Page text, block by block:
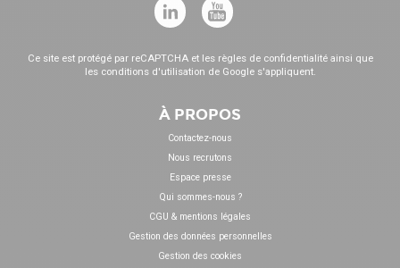
Ce site est protégé par reCAPTCHA et les règles de confidentialitéainsi que
les conditions d'utilisation de Google s'appliquent.
À PROPOS
Contactez-nous
Nous recrutons
Espace presse
Qui sommes-nous ?
CGU & mentions légales
Gestion des données personnelles
Gestion des cookies